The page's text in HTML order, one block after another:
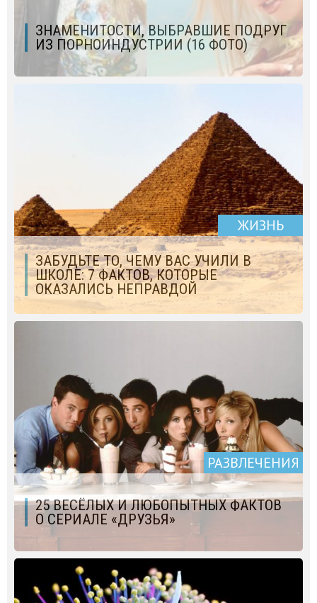
ЗНАМЕНИТОСТИ, ВЫБРАВШИЕ ПОДРУГ
ИЗ ПОРНОИНДУСТРИИ (16 ФОТО)
ЖИЗНЬ
ЗАБУДЬТЕ ТО, ЧЕМУ ВАС УЧИЛИ В
ШКОЛЕ: 7 ФАКТОВ, КОТОРЫЕ
ОКАЗАЛИСЬ НЕПРАВДОЙ
РАЗВЛЕЧЕНИЯ
25 ВЕСЁЛЫХ И ЛЮБОПЫТНЫХ ФАКТОВ
О СЕРИАЛЕ «ДРУЗЬЯ»